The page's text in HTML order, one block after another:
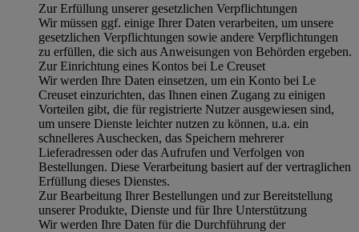
Zur Erfüllung unserer gesetzlichen Verpflichtungen
Wir müssen ggf. einige Ihrer Daten verarbeiten, um unsere
gesetzlichen Verpflichtungen sowie andere Verpflichtungen
zu erfüllen, die sich aus Anweisungen von Behörden ergeben.
Zur Einrichtung eines Kontos bei Le Creuset
Wir werden Ihre Daten einsetzen, um ein Konto bei Le
Creuset einzurichten, das Ihnen einen Zugang zu einigen
Vorteilen gibt, die für registrierte Nutzer ausgewiesen sind,
um unsere Dienste leichter nutzen zu können, u.a. ein
schnelleres Auschecken, das Speichern mehrerer
Lieferadressen oder das Aufrufen und Verfolgen von
Bestellungen. Diese Verarbeitung basiert auf der vertraglichen
Erfüllung dieses Dienstes.
Zur Bearbeitung Ihrer Bestellungen und zur Bereitstellung
unserer Produkte, Dienste und für Ihre Unterstützung
Wir werden Ihre Daten für die Durchführung der